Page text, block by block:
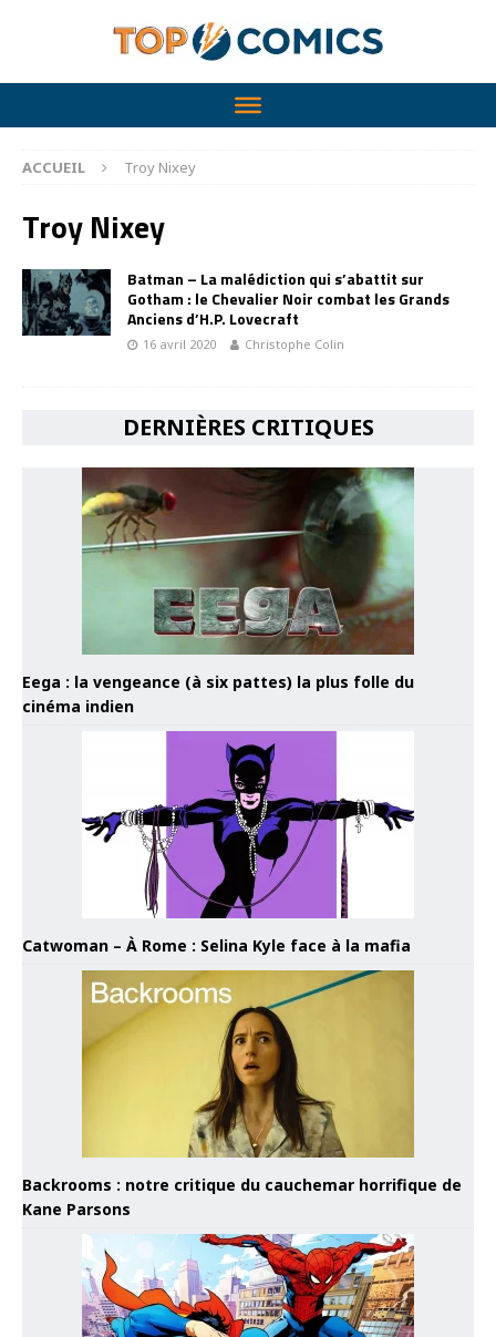
ACCUEIL Troy Nixey
Troy Nixey
Batman – La malédiction qui s’abattit sur
Gotham : le Chevalier Noir combat les Grands
Anciens d’H.P. Lovecraft
16 avril 2020 Christophe Colin
DERNIÈRES CRITIQUES
Eega : la vengeance (à six pattes) la plus folle du
cinéma indien
Catwoman – À Rome : Selina Kyle face à la mafia
Backrooms : notre critique du cauchemar horrifique de
Kane Parsons